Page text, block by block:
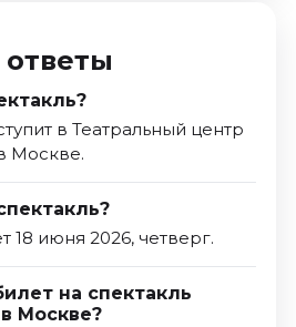
в Театральный центр
Москве.
18 июня 2026, четверг.
на спектакль
Москве?